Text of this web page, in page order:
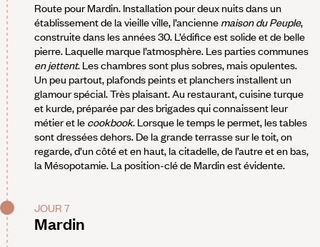
Route pour Mardin. Installation pour deux nuits dans un
établissement de la vieille ville, l’ancienne maison du Peuple,
construite dans les années 30. L’édifice est solide et de belle
pierre. Laquelle marque l’atmosphère. Les parties communes
en jettent. Les chambres sont plus sobres, mais opulentes.
Un peu partout, plafonds peints et planchers installent un
glamour spécial. Très plaisant. Au restaurant, cuisine turque
et kurde, préparée par des brigades qui connaissent leur
métier et le cookbook. Lorsque le temps le permet, les tables
sont dressées dehors. De la grande terrasse sur le toit, on
regarde, d’un côté et en haut, la citadelle, de l’autre et en bas,
la Mésopotamie. La position-clé de Mardin est évidente.
JOUR 7
Mardin